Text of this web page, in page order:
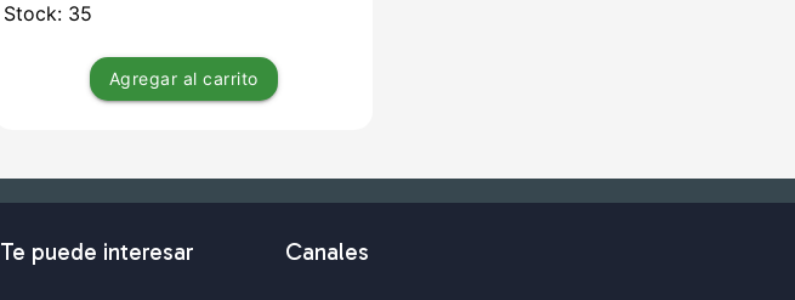
Stock: 35
Agregar al carrito
Te puede interesar Canales